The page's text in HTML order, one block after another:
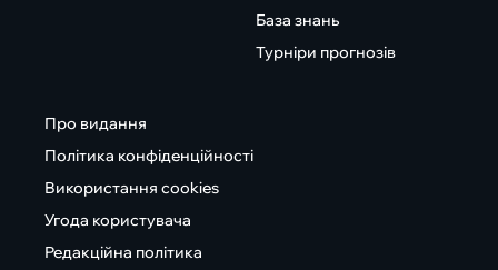
База знань
Турніри прогнозів
Про видання
Політика конфіденційності
Використання cookies
Угода користувача
Редакційна політика